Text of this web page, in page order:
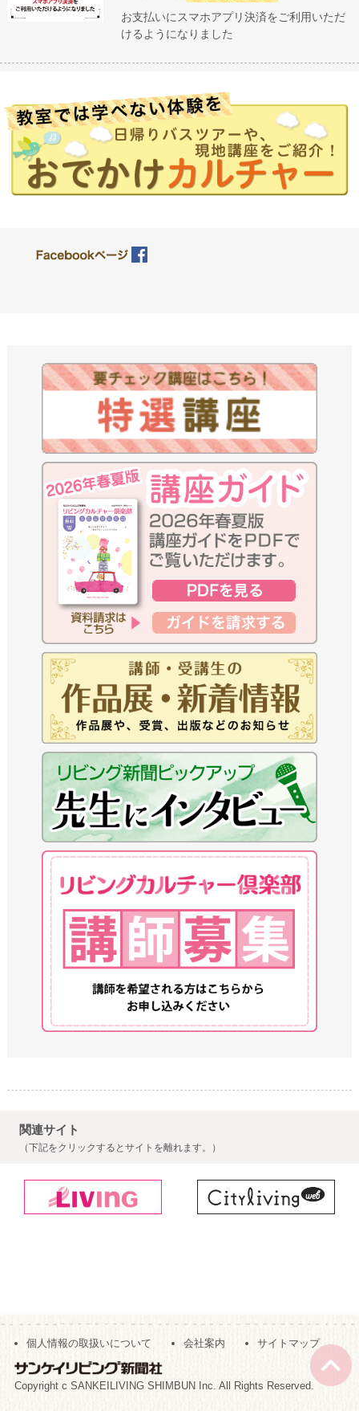
お支払いにスマホアプリ決済をご利用いただ
けるようになりました
関連サイト
（下記をクリックするとサイトを離れます。）
個人情報の取扱いについて 会社案内 サイトマップ
Copyright c SANKEILIVING SHIMBUN Inc. All Rights Reserved.